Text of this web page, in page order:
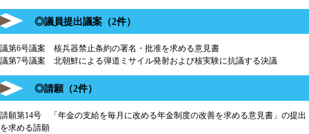
◎議員提出議案（2件）
議第6号議案 核兵器禁止条約の署名・批准を求める意見書
議第7号議案 北朝鮮による弾道ミサイル発射および核実験に抗議する決議
◎請願（2件）
請願第14号 「年金の支給を毎月に改める年金制度の改善を求める意見書」の提出
を求める請願